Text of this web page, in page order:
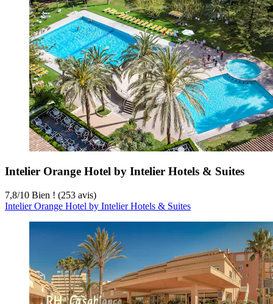
Intelier Orange Hotel by Intelier Hotels & Suites
7,8/10 Bien ! (253 avis)
Intelier Orange Hotel by Intelier Hotels & Suites